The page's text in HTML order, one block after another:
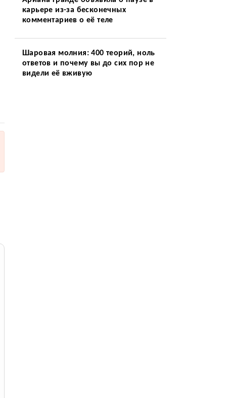
карьере из-за бесконечных
комментариев о её теле
Шаровая молния: 400 теорий, ноль
ответов и почему вы до сих пор не
видели её вживую